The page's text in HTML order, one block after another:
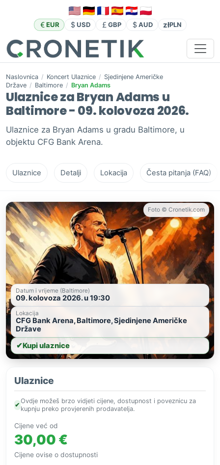
EUR USD GBP AUD złPLN
Naslovnica / Koncert Ulaznice / Sjedinjene Američke
Države / Baltimore / Bryan Adams
Ulaznice za Bryan Adams u
Baltimore - 09. kolovoza 2026.
Ulaznice za Bryan Adams u gradu Baltimore, u
objektu CFG Bank Arena.
Ulaznice Detalji Lokacija Česta pitanja (FAQ)
Foto © Cronetik.com
Datum i vrijeme (Baltimore)
09. kolovoza 2026. u 19:30
Lokacija
CFG Bank Arena, Baltimore, Sjedinjene Američke
Države
✔Kupi ulaznice
Ulaznice
✔
Ovdje možeš brzo vidjeti cijene, dostupnost i poveznicu za
kupnju preko provjerenih prodavatelja.
Cijene već od
30,00 €
Cijene ovise o dostupnosti